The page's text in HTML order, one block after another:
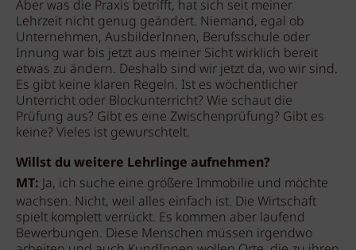
Aber was die Praxis betrifft, hat sich seit meiner
Lehrzeit nicht genug geändert. Niemand, egal ob
Unternehmen, AusbilderInnen, Berufsschule oder
Innung war bis jetzt aus meiner Sicht wirklich bereit
etwas zu ändern. Deshalb sind wir jetzt da, wo wir sind.
Es gibt keine klaren Regeln. Ist es wöchentlicher
Unterricht oder Blockunterricht? Wie schaut die
Prüfung aus? Gibt es eine Zwischenprüfung? Gibt es
keine? Vieles ist gewurschtelt.
Willst du weitere Lehrlinge aufnehmen?
MT:Ja, ich suche eine größere Immobilie und möchte
wachsen. Nicht, weil alles einfach ist. Die Wirtschaft
spielt komplett verrückt. Es kommen aber laufend
Bewerbungen. Diese Menschen müssen irgendwo